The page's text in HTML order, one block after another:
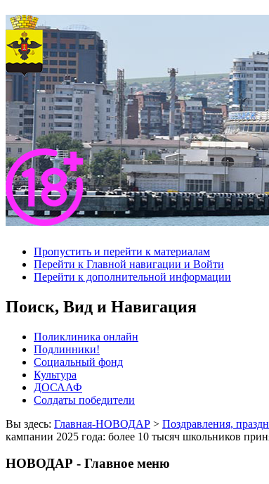
Пропустить и перейти к материалам
Перейти к Главной навигации и Войти
Перейти к дополнительной информации
Поиск, Вид и Навигация
Поликлиника онлайн
Подлинники!
Социальный фонд
Культура
ДОСААФ
Солдаты победители
Вы здесь: Главная-НОВОДАР > Поздравления,
кампании 2025 года: более 10 тысяч школьников
НОВОДАР - Главное меню